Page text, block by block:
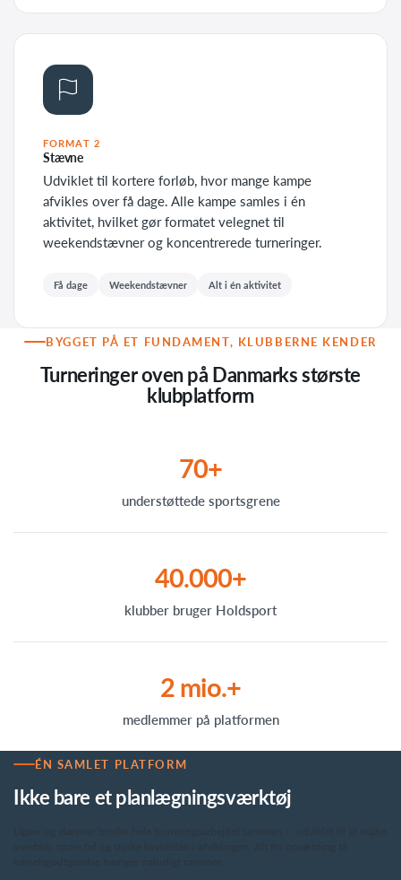
FORMAT 2
Stævne
Udviklet til kortere forløb, hvor mange kampe
afvikles over få dage. Alle kampe samles i én
aktivitet, hvilket gør formatet velegnet til
weekendstævner og koncentrerede turneringer.
Få dage Weekendstævner Alt i én aktivitet
BYGGET PÅ ET FUNDAMENT, KLUBBERNE KENDER
Turneringer oven på Danmarks største
klubplatform
70+
understøttede sportsgrene
40.000+
klubber bruger Holdsport
2 mio.+
medlemmer på platformen
ÉN SAMLET PLATFORM
Ikke bare et planlægningsværktøj